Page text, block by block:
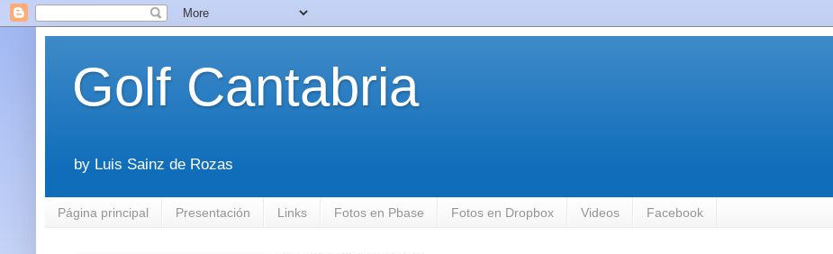
Golf Cantabria
by Luis Sainz de Rozas
Página principal Presentación Links Fotos en Pbase Fotos en Dropbox Videos Facebook